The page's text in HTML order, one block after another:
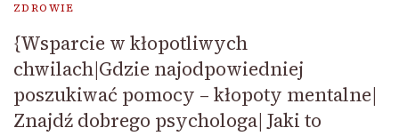
ZDROWIE
{Wsparcie w kłopotliwych
chwilach|Gdzie najodpowiedniej
poszukiwać pomocy – kłopoty mentalne|
Znajdź dobrego psychologa| Jaki to